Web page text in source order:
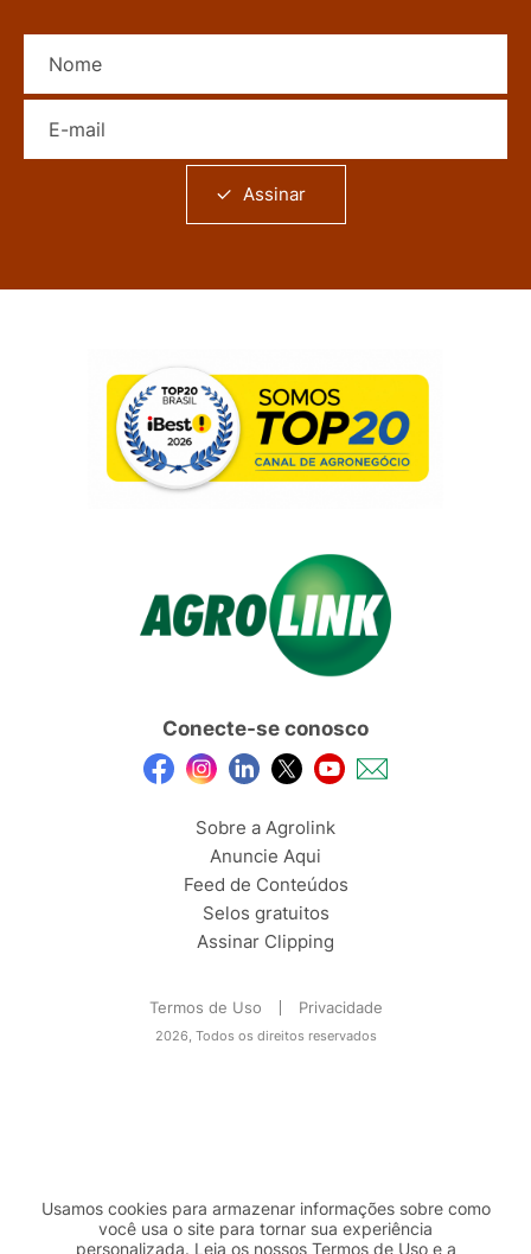
Assinar
Conecte-se conosco
Sobre a Agrolink
Anuncie Aqui
Feed de Conteúdos
Selos gratuitos
Assinar Clipping
Termos de Uso Privacidade
2026, Todos os direitos reservados
Usamos cookies para armazenar informações sobre como
você usa o site para tornar sua experiência
personalizada. Leia os nossos Termos de Usoe a